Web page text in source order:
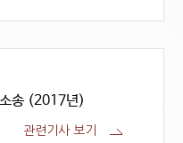
송 (2017년)
관련기사 보기